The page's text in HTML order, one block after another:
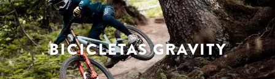
BICICLETAS GRAVITY